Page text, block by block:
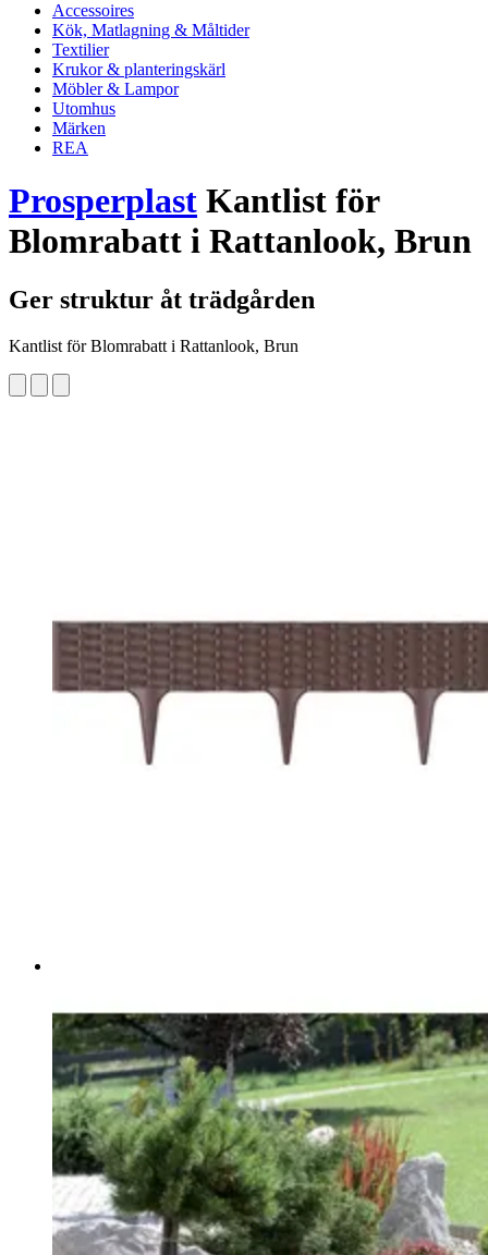
Accessoires
Kök, Matlagning & Måltider
Textilier
Krukor & planteringskärl
Möbler & Lampor
Utomhus
Märken
REA
Prosperplast Kantlist för
Blomrabatt i Rattanlook, Brun
Ger struktur åt trädgården
Kantlist för Blomrabatt i Rattanlook, Brun